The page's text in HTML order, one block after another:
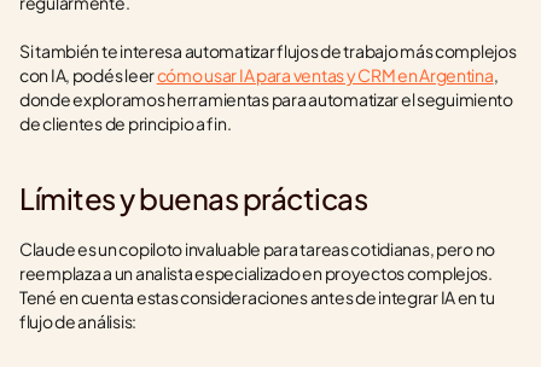
Si también te interesa automatizar flujos de trabajo más complejos
con IA, podés leer cómo usar IA para ventas y CRM en Argentina,
donde exploramos herramientas para automatizar el seguimiento
de clientes de principio a fin.
Límites y buenas prácticas
Claude es un copiloto invaluable para tareas cotidianas, pero no
reemplaza a un analista especializado en proyectos complejos.
Tené en cuenta estas consideraciones antes de integrar IA en tu
flujo de análisis: